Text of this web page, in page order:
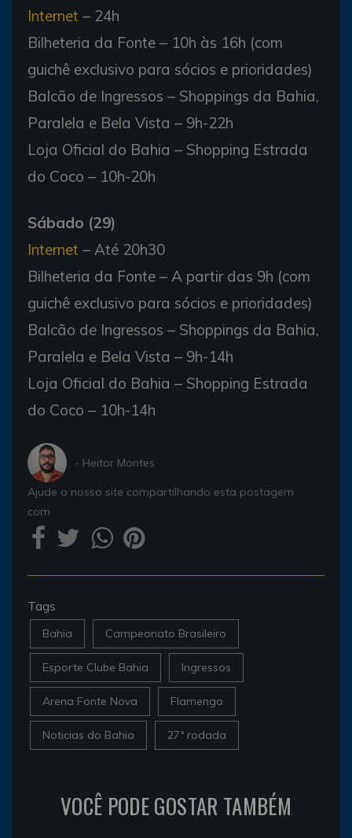
Internet – 24h
Bilheteria da Fonte – 10h às 16h (com
guichê exclusivo para sócios e prioridades)
Balcão de Ingressos – Shoppings da Bahia,
Paralela e Bela Vista – 9h-22h
Loja Oficial do Bahia – Shopping Estrada
do Coco – 10h-20h
Sábado (29)
Internet – Até 20h30
Bilheteria da Fonte – A partir das 9h (com
guichê exclusivo para sócios e prioridades)
Balcão de Ingressos – Shoppings da Bahia,
Paralela e Bela Vista – 9h-14h
Loja Oficial do Bahia – Shopping Estrada
do Coco – 10h-14h
- Heitor Montes
Ajude o nosso site compartilhando esta postagem
com
Tags
Bahia Campeonato Brasileiro
Esporte Clube Bahia Ingressos
Arena Fonte Nova Flamengo
Noticias do Bahia 27ª rodada
VOCÊ PODE GOSTAR TAMBÉM